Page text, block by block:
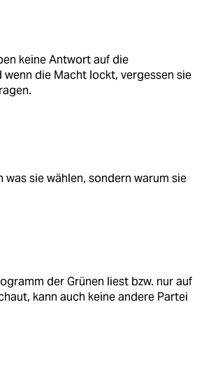
keine Antwort auf die
wenn die Macht lockt, vergessen sie
was sie wählen, sondern warum sie
der Grünen liest bzw. nur auf
kann auch keine andere Partei